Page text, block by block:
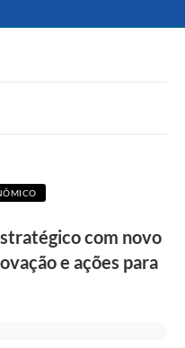
com novo
e ações para